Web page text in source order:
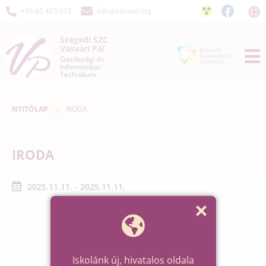
+36-62 425-322 info@vasvari.org
Szegedi SZC
Vasvári Pál
Gazdasági és
Informatikai
Technikum
NYITÓLAP IRODA
IRODA
2025.11.11. - 2025.11.11.
Iskolánk új, hivatalos oldala